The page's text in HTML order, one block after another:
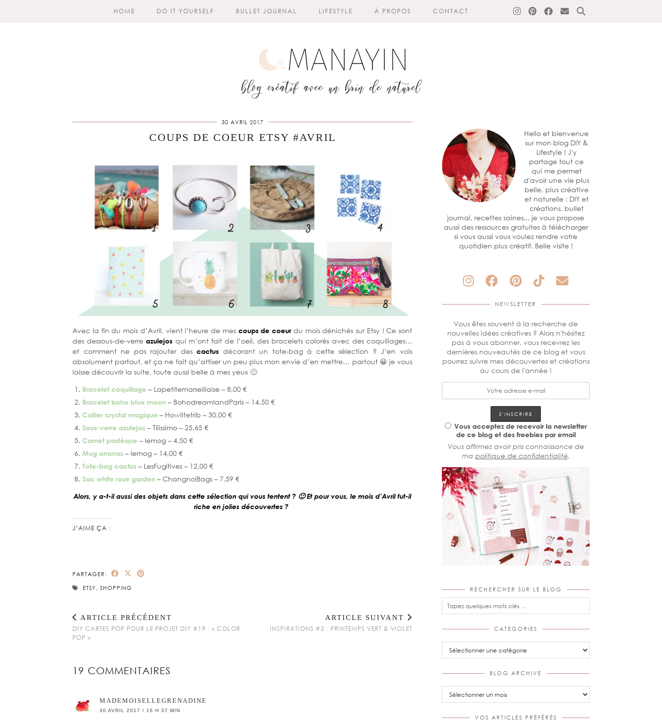
HOME DO IT YOURSELF BULLET JOURNAL LIFESTYLE À PROPOS CONTACT
30 AVRIL 2017
COUPS DE COEUR ETSY #AVRIL
Avec la fin du mois d’Avril, vient l’heure de mes coups de coeur du mois dénichés sur Etsy ! Ce sont
des dessous-de-verreazulejos qui m’ont fait de l’oeil, des bracelets colorés avec des coquillages…
et comment ne pas rajouter descactus décorant un tote-bag à cette sélection ? J’en vois
absolument partout, et ça ne fait qu’attiser un peu plus mon envie d’en mettre… partout 😀 je vous
laisse découvrir la suite, toute aussi belle à mes yeux 🙂
Bracelet coquillage – Lapetitemarseillaise – 8,00 €
Bracelet boho blue moon – BohodreamlandParis – 14,50 €
Collier crystal magique – Howlitetrib – 30,00 €
Sous-verre azulejos – Tilissimo – 25,65 €
Carnet pastèque – lemog – 4,50 €
Mug ananas – lemog – 14,00 €
Tote-bag cactus – LesFugitives – 12,00 €
Sac white rose garden – ChangnoiBags – 7,59 €
Alors, y a-t-il aussi des objets dans cette sélection qui vous tentent ? 🙂 Et pour vous, le mois d’Avril fut-il
riche en jolies découvertes ?
J’AIME ÇA :
PARTAGER:
ETSY SHOPPING
ARTICLE PRÉCÉDENT
DIY CARTES POP POUR LE PROJET DIY #19 : « COLOR
POP »
ARTICLE SUIVANT
INSPIRATIONS #3 : PRINTEMPS VERT & VIOLET
19 COMMENTAIRES
MADEMOISELLEGRENADINE
30 AVRIL 2017 / 16 H 37 MIN
Hello et bienvenue
sur mon blog DIY &
Lifestyle ! J'y
partage tout ce
qui me permet
d'avoir une vie plus
belle, plus créative
et naturelle : DIY et
créations, bullet
journal, recettes saines... je vous propose
aussi des ressources gratuites à télécharger
si vous aussi vous voulez rendre votre
quotidien plus créatif. Belle visite !
NEWSLETTER
Vous êtes souvent à la recherche de
nouvelles idées créatives ? Alors n'hésitez
pas à vous abonner, vous recevrez les
dernières nouveautés de ce blog et vous
pourrez suivre mes découvertes et créations
au cours de l'année !
Vous acceptez de recevoir la newsletter
de ce blog et des freebies par email
Vous affirmez avoir pris connaissance de
ma politique de confidentialité.
RECHERCHER SUR LE BLOG
CATEGORIES
Categories
BLOG ARCHIVE
Blog
Archive
VOS ARTICLES PRÉFÉRÉS